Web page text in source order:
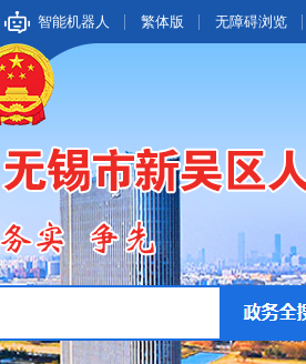
智能机器人 繁体版 无障碍浏览